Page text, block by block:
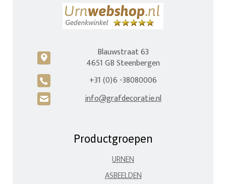
c
Blauwstraat 63
4651 GB Steenbergen
A +31 (0)6 -38080006
H info@grafdecoratie.nl
Productgroepen
URNEN
ASBEELDEN